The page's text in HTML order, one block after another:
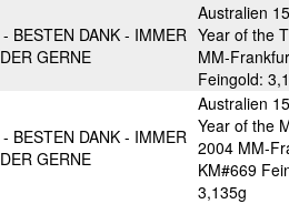
- BESTEN DANK - IMMER
GERNE
Australien
Year of the
MM-
Feingold:
- BESTEN DANK - IMMER
GERNE
Australien
Year of the
2004 MM-
KM#669
3,135g